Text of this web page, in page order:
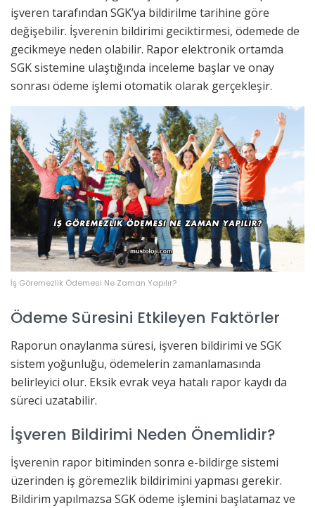
işveren tarafından SGK’ya bildirilme tarihine göre
değişebilir. İşverenin bildirimi geciktirmesi, ödemede de
gecikmeye neden olabilir. Rapor elektronik ortamda
SGK sistemine ulaştığında inceleme başlar ve onay
sonrası ödeme işlemi otomatik olarak gerçekleşir.
İş Göremezlik Ödemesi Ne Zaman Yapılır?
Ödeme Süresini Etkileyen Faktörler
Raporun onaylanma süresi, işveren bildirimi ve SGK
sistem yoğunluğu, ödemelerin zamanlamasında
belirleyici olur. Eksik evrak veya hatalı rapor kaydı da
süreci uzatabilir.
İşveren Bildirimi Neden Önemlidir?
İşverenin rapor bitiminden sonra e-bildirge sistemi
üzerinden iş göremezlik bildirimini yapması gerekir.
Bildirim yapılmazsa SGK ödeme işlemini başlatamaz ve